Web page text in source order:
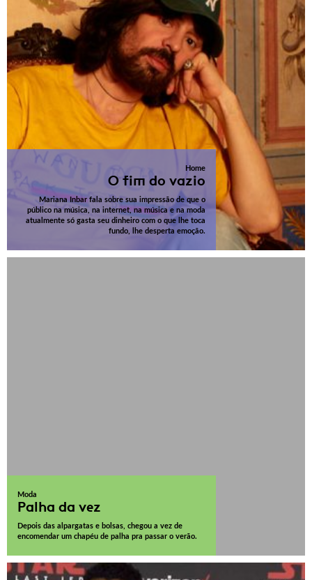
Home
O fim do vazio
Mariana Inbar fala sobre sua impressão de que o
público na música, na internet, na música e na moda
atualmente só gasta seu dinheiro com o que lhe toca
fundo, lhe desperta emoção.
Moda
Palha da vez
Depois das alpargatas e bolsas, chegou a vez de
encomendar um chapéu de palha pra passar o verão.